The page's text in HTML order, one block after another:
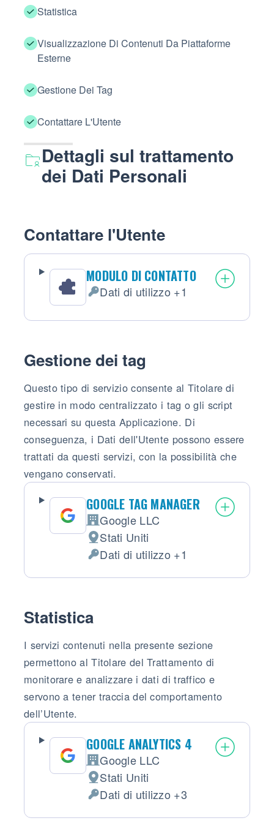
Statistica
Visualizzazione Di Contenuti Da Piattaforme
Esterne
Gestione Dei Tag
Contattare L'Utente
Dettagli sul trattamento
dei Dati Personali
Contattare l'Utente
MODULO DI CONTATTO
Dati Personali trattati:
Dati di utilizzo +1
Gestione dei tag
Questo tipo di servizio consente al Titolare di
gestire in modo centralizzato i tag o gli script
necessari su questa Applicazione. Di
conseguenza, i Dati dell'Utente possono essere
trattati da questi servizi, con la possibilità che
vengano conservati.
GOOGLE TAG MANAGER
Azienda:
Google LLC
Luogo del trattamento:
Stati Uniti
Dati Personali trattati:
Dati di utilizzo +1
Statistica
I servizi contenuti nella presente sezione
permettono al Titolare del Trattamento di
monitorare e analizzare i dati di traffico e
servono a tener traccia del comportamento
dell’Utente.
GOOGLE ANALYTICS 4
Azienda:
Google LLC
Luogo del trattamento:
Stati Uniti
Dati Personali trattati:
Dati di utilizzo +3